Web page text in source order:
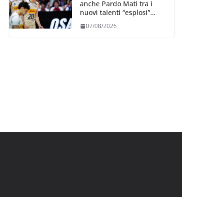
anche Pardo Mati tra i
nuovi talenti “esplosi”
Volleyball World
07/08/2026